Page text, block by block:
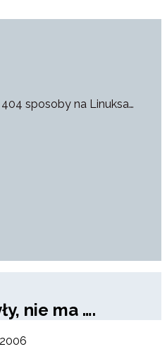
sposoby na Linuksa…
nie ma ….